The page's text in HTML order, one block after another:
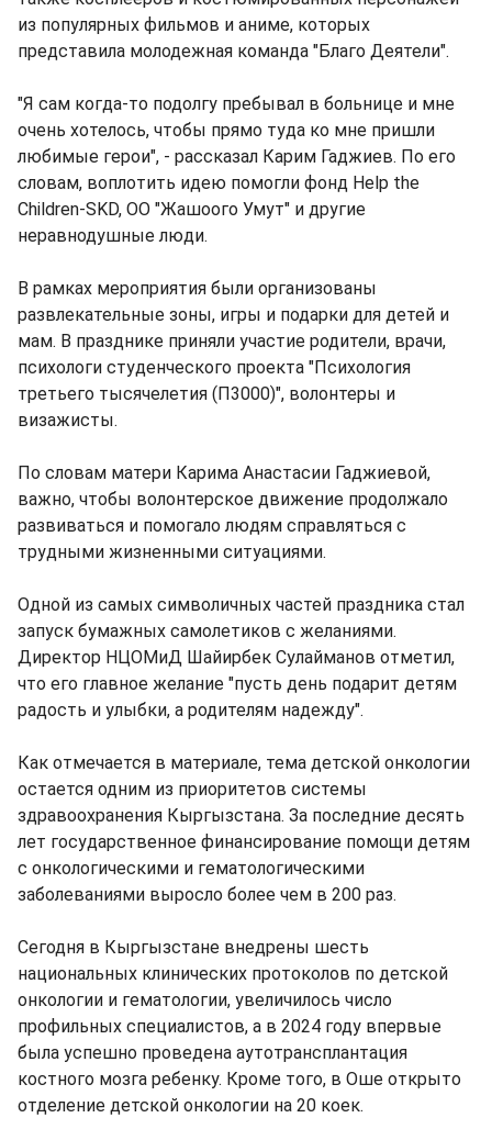
из популярных фильмов и аниме, которых
представила молодежная команда "Благо Деятели".
"Я сам когда-то подолгу пребывал в больнице и мне
очень хотелось, чтобы прямо туда ко мне пришли
любимые герои", - рассказал Карим Гаджиев. По его
словам, воплотить идею помогли фонд Help the
Children-SKD, ОО "Жашоого Умут" и другие
неравнодушные люди.
В рамках мероприятия были организованы
развлекательные зоны, игры и подарки для детей и
мам. В празднике приняли участие родители, врачи,
психологи студенческого проекта "Психология
третьего тысячелетия (П3000)", волонтеры и
визажисты.
По словам матери Карима Анастасии Гаджиевой,
важно, чтобы волонтерское движение продолжало
развиваться и помогало людям справляться с
трудными жизненными ситуациями.
Одной из самых символичных частей праздника стал
запуск бумажных самолетиков с желаниями.
Директор НЦОМиД Шайирбек Сулайманов отметил,
что его главное желание "пусть день подарит детям
радость и улыбки, а родителям надежду".
Как отмечается в материале, тема детской онкологии
остается одним из приоритетов системы
здравоохранения Кыргызстана. За последние десять
лет государственное финансирование помощи детям
с онкологическими и гематологическими
заболеваниями выросло более чем в 200 раз.
Сегодня в Кыргызстане внедрены шесть
национальных клинических протоколов по детской
онкологии и гематологии, увеличилось число
профильных специалистов, а в 2024 году впервые
была успешно проведена аутотрансплантация
костного мозга ребенку. Кроме того, в Оше открыто
отделение детской онкологии на 20 коек.